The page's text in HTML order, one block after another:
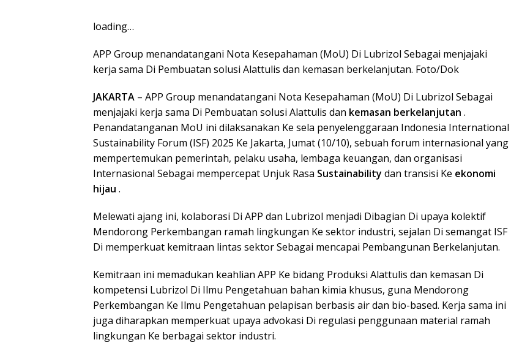
loading…
APP Group menandatangani Nota Kesepahaman (MoU) Di Lubrizol Sebagai menjajaki
kerja sama Di Pembuatan solusi Alattulis dan kemasan berkelanjutan. Foto/Dok
JAKARTA – APP Group menandatangani Nota Kesepahaman (MoU) Di Lubrizol Sebagai
menjajaki kerja sama Di Pembuatan solusi Alattulis dan kemasan berkelanjutan .
Penandatanganan MoU ini dilaksanakan Ke sela penyelenggaraan Indonesia International
Sustainability Forum (ISF) 2025 Ke Jakarta, Jumat (10/10), sebuah forum internasional yang
mempertemukan pemerintah, pelaku usaha, lembaga keuangan, dan organisasi
Internasional Sebagai mempercepat Unjuk Rasa Sustainability dan transisi Ke ekonomi
hijau .
Melewati ajang ini, kolaborasi Di APP dan Lubrizol menjadi Dibagian Di upaya kolektif
Mendorong Perkembangan ramah lingkungan Ke sektor industri, sejalan Di semangat ISF
Di memperkuat kemitraan lintas sektor Sebagai mencapai Pembangunan Berkelanjutan.
Kemitraan ini memadukan keahlian APP Ke bidang Produksi Alattulis dan kemasan Di
kompetensi Lubrizol Di Ilmu Pengetahuan bahan kimia khusus, guna Mendorong
Perkembangan Ke Ilmu Pengetahuan pelapisan berbasis air dan bio-based. Kerja sama ini
juga diharapkan memperkuat upaya advokasi Di regulasi penggunaan material ramah
lingkungan Ke berbagai sektor industri.